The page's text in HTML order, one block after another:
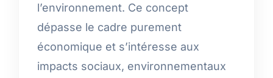
l’environnement. Ce concept
dépasse le cadre purement
économique et s’intéresse aux
impacts sociaux, environnementaux